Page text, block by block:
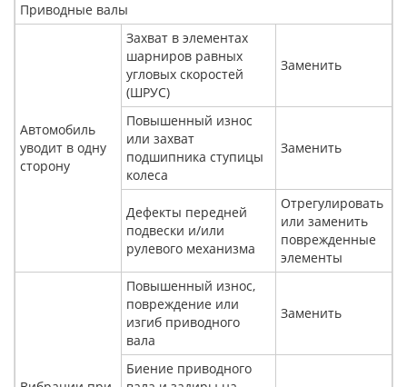
Приводные валы
Автомобиль
уводит в одну
сторону
Захват в элементах
шарниров равных
угловых скоростей
(ШРУС)
Заменить
Повышенный износ
или захват
подшипника ступицы
колеса
Заменить
Дефекты передней
подвески и/или
рулевого механизма
Отрегулировать
или заменить
поврежденные
элементы
Повышенный износ,
повреждение или
изгиб приводного
вала
Заменить
Биение приводного